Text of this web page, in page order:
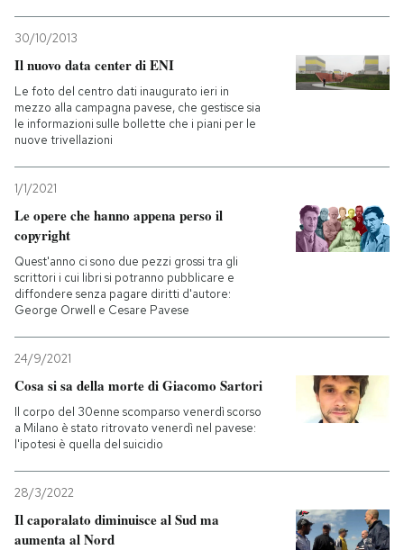
30/10/2013
Il nuovo data center di ENI
Le foto del centro dati inaugurato ieri in
mezzo alla campagna pavese, che gestisce sia
le informazioni sulle bollette che i piani per le
nuove trivellazioni
1/1/2021
Le opere che hanno appena perso il
copyright
Quest'anno ci sono due pezzi grossi tra gli
scrittori i cui libri si potranno pubblicare e
diffondere senza pagare diritti d'autore:
George Orwell e Cesare Pavese
24/9/2021
Cosa si sa della morte di Giacomo Sartori
Il corpo del 30enne scomparso venerdì scorso
a Milano è stato ritrovato venerdì nel pavese:
l'ipotesi è quella del suicidio
28/3/2022
Il caporalato diminuisce al Sud ma
aumenta al Nord